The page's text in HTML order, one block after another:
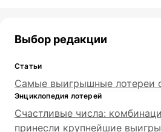
Выбор редакции
Статьи
Самые выигрышные лотереи
Энциклопедия лотерей
Счастливые числа:
принесли крупнейшие